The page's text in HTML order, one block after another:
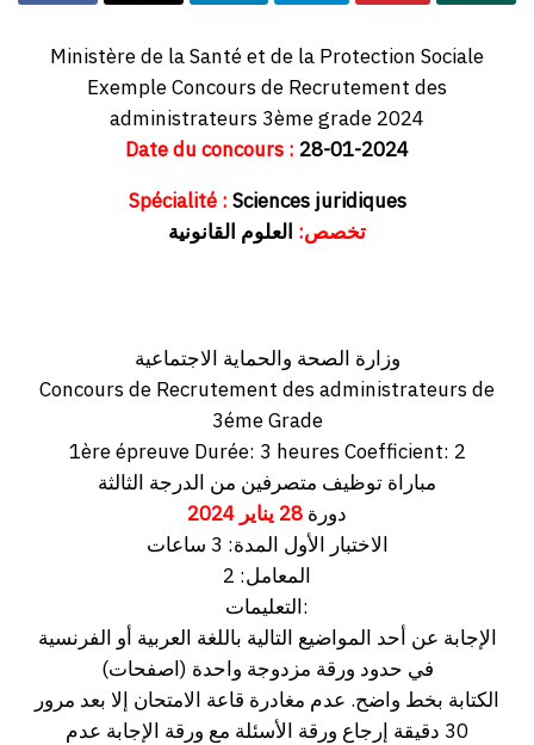
Ministère de la Santé et de la Protection Sociale
Exemple Concours de Recrutement des
administrateurs 3ème grade 2024
Date du concours : 28-01-2024
Spécialité : Sciences juridiques
تخصص: العلوم القانونية
وزارة الصحة والحماية الاجتماعية
Concours de Recrutement des administrateurs de
3éme Grade
1ère épreuve Durée: 3 heures Coefficient: 2
مباراة توظيف متصرفين من الدرجة الثالثة
دورة 28 يناير 2024
الاختبار الأول المدة: 3 ساعات
المعامل: 2
التعليمات:
الإجابة عن أحد المواضيع التالية باللغة العربية أو الفرنسية
في حدود ورقة مزدوجة واحدة (اصفحات)
الكتابة بخط واضح. عدم مغادرة قاعة الامتحان إلا بعد مرور
30 دقيقة إرجاع ورقة الأسئلة مع ورقة الإجابة عدم